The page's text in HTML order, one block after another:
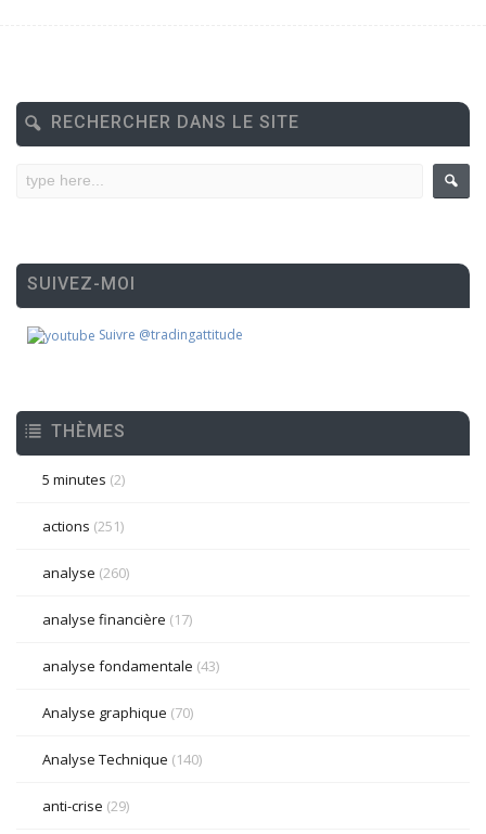
RECHERCHER DANS LE SITE
SUIVEZ-MOI
Suivre @tradingattitude
THÈMES
5 minutes (2)
actions (251)
analyse (260)
analyse financière (17)
analyse fondamentale (43)
Analyse graphique (70)
Analyse Technique (140)
anti-crise (29)